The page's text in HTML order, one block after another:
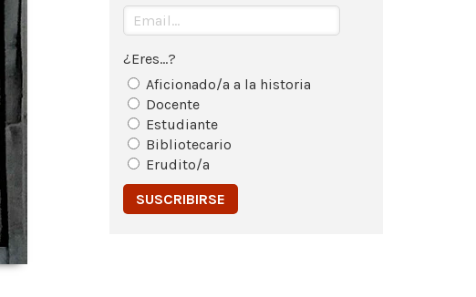
¿Eres...?
Aficionado/a a la historia
Docente
Estudiante
Bibliotecario
Erudito/a